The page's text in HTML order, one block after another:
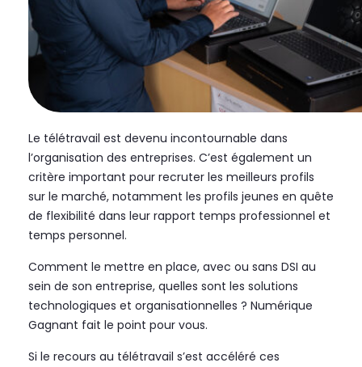
Le télétravail est devenu incontournable dans
l’organisation des entreprises. C’est également un
critère important pour recruter les meilleurs profils
sur le marché, notamment les profils jeunes en quête
de flexibilité dans leur rapport temps professionnel et
temps personnel.
Comment le mettre en place, avec ou sans DSI au
sein de son entreprise, quelles sont les solutions
technologiques et organisationnelles ? Numérique
Gagnant fait le point pour vous.
Si le recours au télétravail s’est accéléré ces